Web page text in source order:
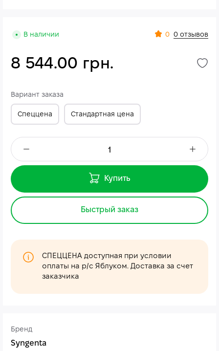
Бренд
Syngenta
В наличии 0 0 отзывов
8 544.00 грн.
Вариант заказа
Спеццена Стандартная цена
Купить
Быстрый заказ
СПЕЦЦЕНА доступная при условии
оплаты на р/с Яблуком. Доставка за счет
заказчика